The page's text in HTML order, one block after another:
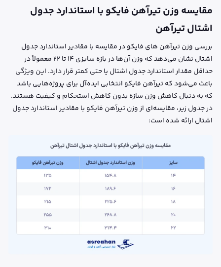
مقایسه وزن تیرآهن فایکو با استاندارد جدول
اشتال تیرآهن
بررسی وزن تیرآهن های فایکو در مقایسه با مقادیر استاندارد جدول
اشتال نشان می‌دهد که وزن آن‌ها در بازه سایزی ۱۴ تا ۲۲ معمولاً در
حداقل مقدار استاندارد جدول اشتال یا حتی کمتر قرار دارد. این ویژگی
باعث می‌شود که تیرآهن فایکو انتخابی ایده‌آل برای پروژه‌هایی باشد
که به دنبال کاهش وزن سازه بدون کاهش استحکام و کیفیت هستند.
در جدول زیر، مقایسه‌ای از وزن تیرآهن فایکو با مقادیر استاندارد جدول
اشتال ارائه شده است: